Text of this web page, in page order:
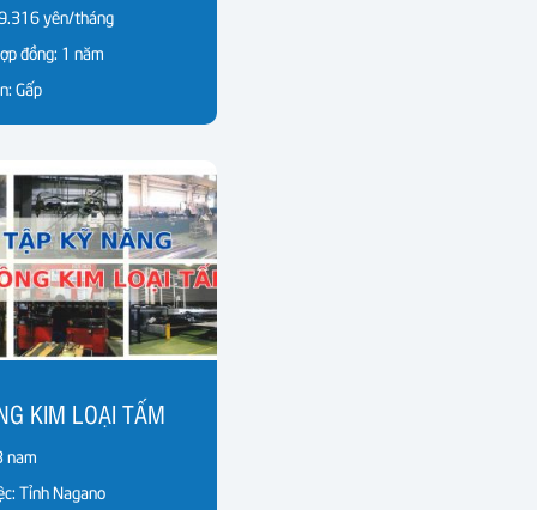
yên/tháng
đồng: 1 năm
Gấp
KIM LOẠI TẤM
nam
Tỉnh Nagano